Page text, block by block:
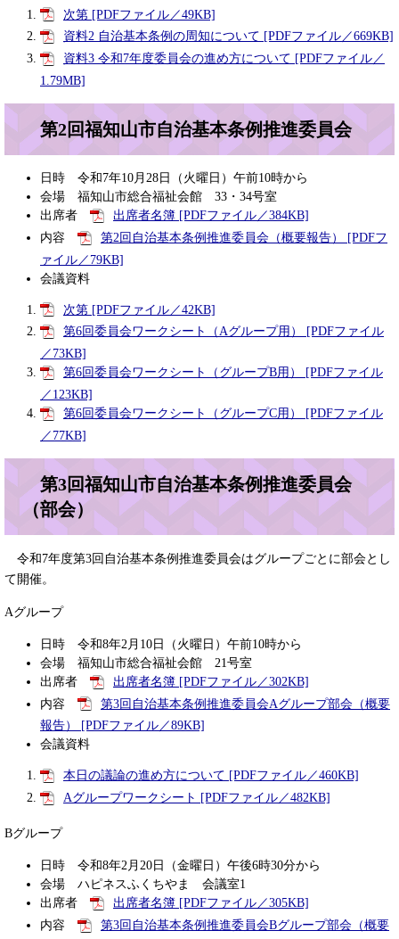
次第 [PDFファイル／49KB]
資料2 自治基本条例の周知について [PDFファイル／669KB]
資料3 令和7年度委員会の進め方について [PDFファイル／
1.79MB]
第2回福知山市自治基本条例推進委員会
日時 令和7年10月28日（火曜日）午前10時から
会場 福知山市総合福祉会館 33・34号室
出席者
出席者名簿 [PDFファイル／384KB]
内容
第2回自治基本条例推進委員会（概要報告） [PDFフ
ァイル／79KB]
会議資料
次第 [PDFファイル／42KB]
第6回委員会ワークシート（Aグループ用） [PDFファイル
／73KB]
第6回委員会ワークシート（グループB用） [PDFファイル
／123KB]
第6回委員会ワークシート（グループC用） [PDFファイル
／77KB]
第3回福知山市自治基本条例推進委員会
（部会）
令和7年度第3回自治基本条例推進委員会はグループごとに部会とし
て開催。
Aグループ
日時 令和8年2月10日（火曜日）午前10時から
会場 福知山市総合福祉会館 21号室
出席者
出席者名簿 [PDFファイル／302KB]
内容
第3回自治基本条例推進委員会Aグループ部会（概要
報告） [PDFファイル／89KB]
会議資料
本日の議論の進め方について [PDFファイル／460KB]
Aグループワークシート [PDFファイル／482KB]
Bグループ
日時 令和8年2月20日（金曜日）午後6時30分から
会場 ハピネスふくちやま 会議室1
出席者
出席者名簿 [PDFファイル／305KB]
内容
第3回自治基本条例推進委員会Bグループ部会（概要